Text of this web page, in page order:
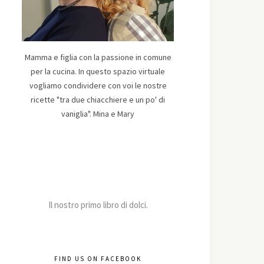
Mamma e figlia con la passione in comune
per la cucina. In questo spazio virtuale
vogliamo condividere con voi le nostre
ricette "tra due chiacchiere e un po' di
vaniglia". Mina e Mary
Il nostro primo libro di dolci.
FIND US ON FACEBOOK